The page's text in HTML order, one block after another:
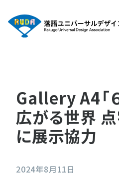
Gallery A4「
広がる世界 点
に展示協力
2024年8月11日